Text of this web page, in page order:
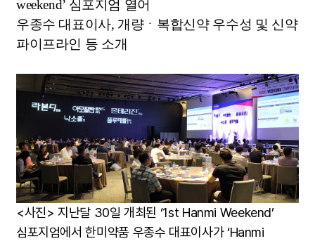
weekend’ 심포지엄 열어
우종수 대표이사, 개량ㆍ복합신약 우수성 및 신약
파이프라인 등 소개
<사진> 지난달 30일 개최된 ‘1st Hanmi Weekend’
심포지엄에서 한미약품 우종수 대표이사가‘Hanmi